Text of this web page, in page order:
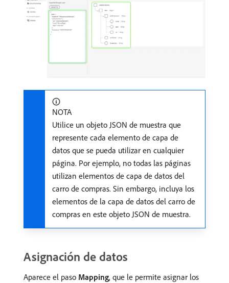
NOTA
Utilice un objeto JSON de muestra que
represente cada elemento de capa de
datos que se pueda utilizar en cualquier
página. Por ejemplo, no todas las páginas
utilizan elementos de capa de datos del
carro de compras. Sin embargo, incluya los
elementos de la capa de datos del carro de
compras en este objeto JSON de muestra.
Asignación de datos
Aparece el paso Mapping, que le permite asignar los